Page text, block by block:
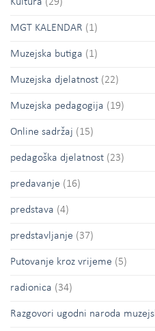
MGT KALENDAR (1)
Muzejska butiga (1)
Muzejska djelatnost (22)
Muzejska pedagogija (19)
Online sadržaj (15)
pedagoška djelatnost (23)
predavanje (16)
predstava (4)
predstavljanje (37)
Putovanje kroz vrijeme (5)
radionica (34)
Razgovori ugodni naroda